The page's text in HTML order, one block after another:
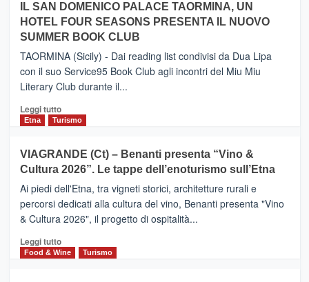
da
Neos
PIEDIMONTE
ETNEO
–
Meta
turistica
privilegiata
secondo
dati
di
Anche
la
Alcantara
nei
primi
nella
classifica
IL SAN DOMENICO PALACE TAORMINA, UN
HOTEL FOUR SEASONS PRESENTA IL NUOVO
SUMMER BOOK CLUB
TAORMINA (Sicily) - Dai reading list condivisi da Dua Lipa
con il suo Service95 Book Club agli incontri del Miu Miu
Literary Club durante il...
Leggi tuttoLeggi
di
IL
SAN
DOMENICO
PALACE
TAORMINA,
UN
HOTEL
FOUR
Etna Turismo
VIAGRANDE (Ct) – Benanti presenta “Vino &
Cultura 2026”. Le tappe dell’enoturismo sull’Etna
Ai piedi dell'Etna, tra vigneti storici, architetture rurali e
percorsi dedicati alla cultura del vino, Benanti presenta "Vino
& Cultura 2026", il progetto di ospitalità...
Leggi tuttoLeggi
di
Food & Wine Turismo